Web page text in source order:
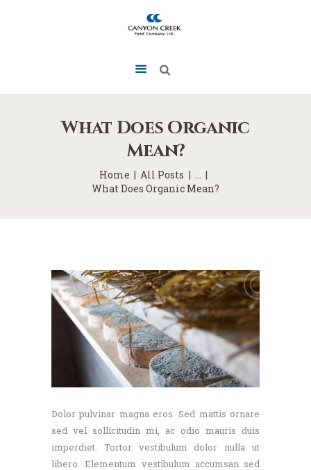
What Does Organic
Mean?
Home All Posts
...
What Does Organic Mean?
Dolor pulvinar magna eros. Sed mattis ornare
sed vel sollicitudin mi, ac odio mauris duis
imperdiet. Tortor vestibulum dolor nulla ut
libero. Elementum vestibulum accumsan sed